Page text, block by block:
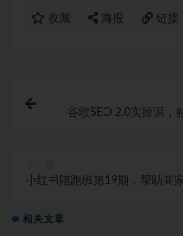
收藏 海报 链接
谷歌SEO 2.0实操课，
小红书陪跑班第19期，帮助商
相关文章